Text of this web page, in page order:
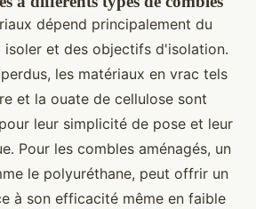
dépend principalement du
et des objectifs d'isolation.
les matériaux en vrac tels
et la ouate de cellulose sont
leur simplicité de pose et leur
Pour les combles aménagés, un
le polyuréthane, peut offrir un
à son efficacité même en faible